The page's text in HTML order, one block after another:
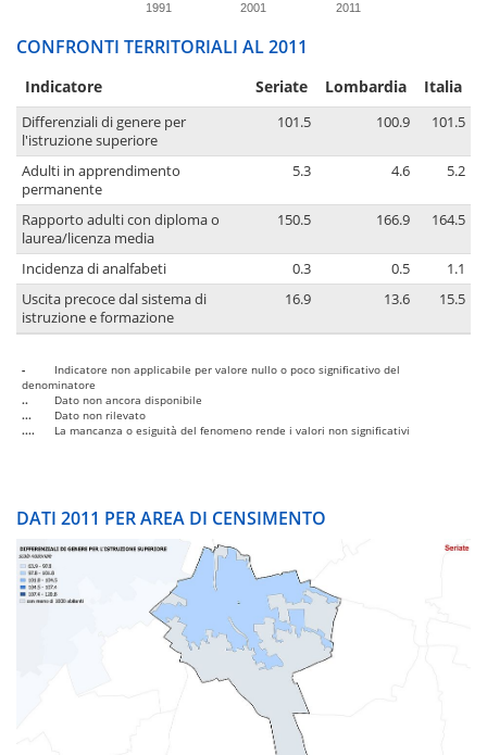
1991 2001 2011
CONFRONTI TERRITORIALI AL 2011
Indicatore Seriate Lombardia Italia
Differenziali di genere per
l'istruzione superiore
101.5 100.9 101.5
Adulti in apprendimento
permanente
5.3 4.6 5.2
Rapporto adulti con diploma o
laurea/licenza media
150.5 166.9 164.5
Incidenza di analfabeti 0.3 0.5
1.1
Uscita precoce dal sistema di
istruzione e formazione
16.9 13.6 15.5
-
Indicatore non applicabile per valore nullo o poco significativo del
denominatore
..
Dato non ancora disponibile
...
Dato non rilevato
....
La mancanza o esiguità del fenomeno rende i valori non significativi
DATI 2011 PER AREA DI CENSIMENTO